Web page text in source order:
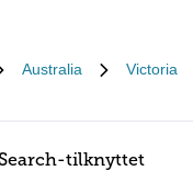
Australia Victoria
tilknyttet